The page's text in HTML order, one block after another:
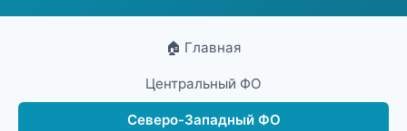
🏠 Главная
Центральный ФО
Северо-Западный ФО